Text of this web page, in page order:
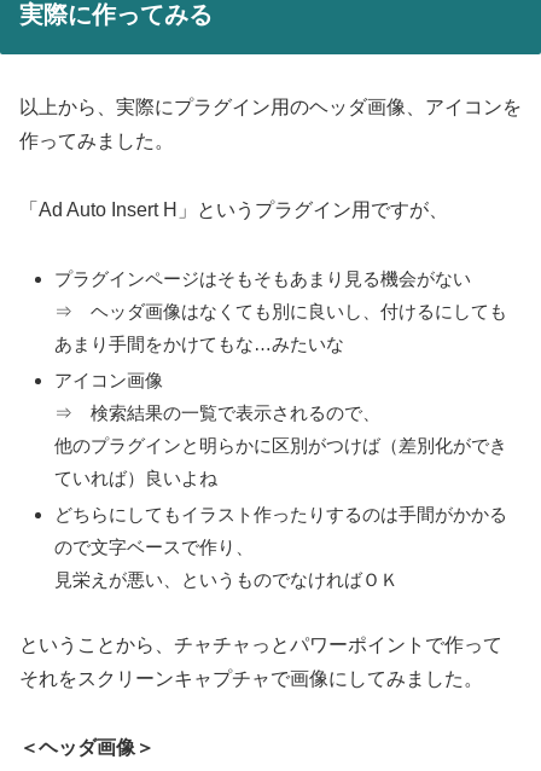
実際に作ってみる
以上から、実際にプラグイン用のヘッダ画像、アイコンを
作ってみました。
「Ad Auto Insert H」というプラグイン用ですが、
プラグインページはそもそもあまり見る機会がない
⇒ ヘッダ画像はなくても別に良いし、付けるにしても
あまり手間をかけてもな…みたいな
アイコン画像
⇒ 検索結果の一覧で表示されるので、
他のプラグインと明らかに区別がつけば（差別化ができ
ていれば）良いよね
どちらにしてもイラスト作ったりするのは手間がかかる
ので文字ベースで作り、
見栄えが悪い、というものでなければＯＫ
ということから、チャチャっとパワーポイントで作って
それをスクリーンキャプチャで画像にしてみました。
＜ヘッダ画像＞